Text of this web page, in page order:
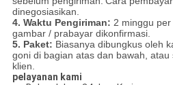
dinegosiasikan.
4. Waktu Pengiriman: 2 minggu
gambar / prabayar dikonfirmasi.
5. Paket: Biasanya dibungkus oleh
goni di bagian atas dan bawah,
klien.
pelayanan kami